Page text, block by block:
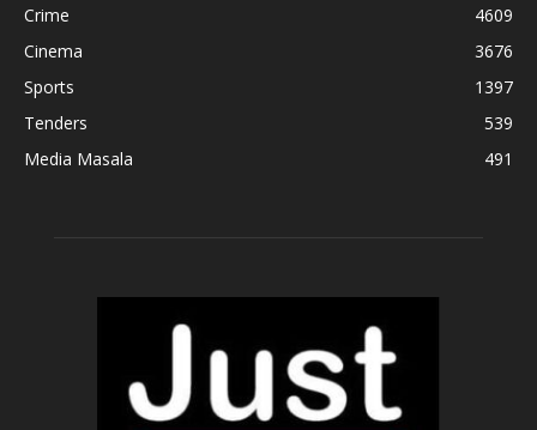
Crime
4609
Cinema
3676
Sports
1397
Tenders
539
Media Masala
491